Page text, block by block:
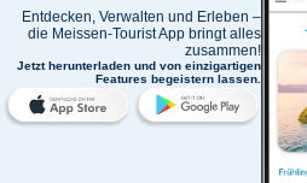
Entdecken, Verwalten und Erleben –
die Meissen-Tourist App bringt alles
zusammen!
Jetzt herunterladen und von einzigartigen
Features begeistern lassen.